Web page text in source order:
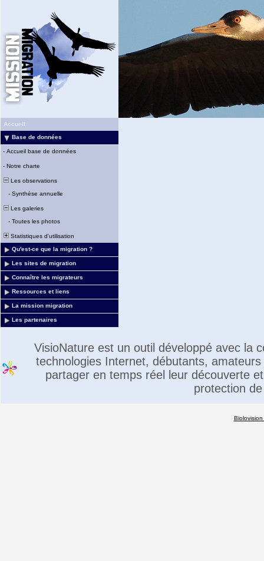
Accueil
Base de données
- Accueil base de données
- Notre charte
Les observations
- Synthèse annuelle
Les galeries
- Toutes les photos
Statistiques d'utilisation
Qu'est-ce que la migration ?
Les sites de migration
Connaître les migrateurs
Ressources et liens
La mission migration
Les partenaires
VisioNature est un outil développé avec la
technologies Internet, débutants,
partager en temps réel leur découverte
protection
Biolovision